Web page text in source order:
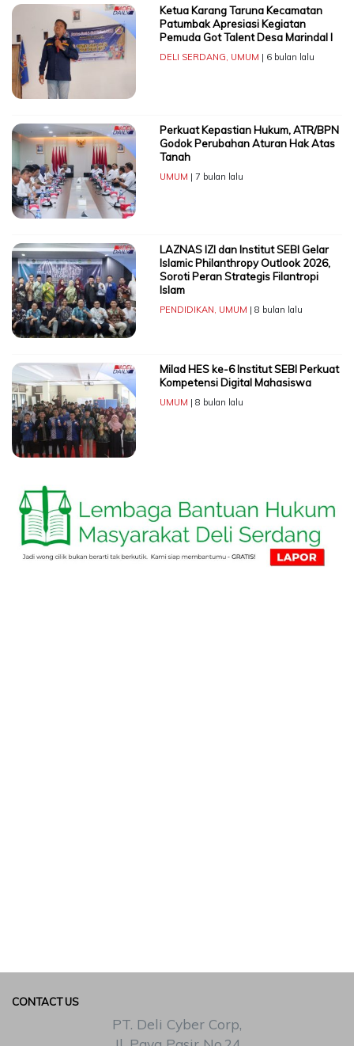
Ketua Karang Taruna Kecamatan
Patumbak Apresiasi Kegiatan
Pemuda Got Talent Desa Marindal I
DELI SERDANG UMUM | 6 bulan lalu
Perkuat Kepastian Hukum, ATR/BPN
Godok Perubahan Aturan Hak Atas
Tanah
UMUM | 7 bulan lalu
LAZNAS IZI dan Institut SEBI Gelar
Islamic Philanthropy Outlook 2026,
Soroti Peran Strategis Filantropi
Islam
PENDIDIKAN UMUM | 8 bulan lalu
Milad HES ke-6 Institut SEBI Perkuat
Kompetensi Digital Mahasiswa
UMUM | 8 bulan lalu
CONTACT US
PT. Deli Cyber Corp,